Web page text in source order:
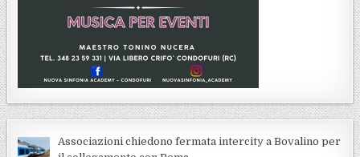
Associazioni chiedono fermata intercity a Bovalino per